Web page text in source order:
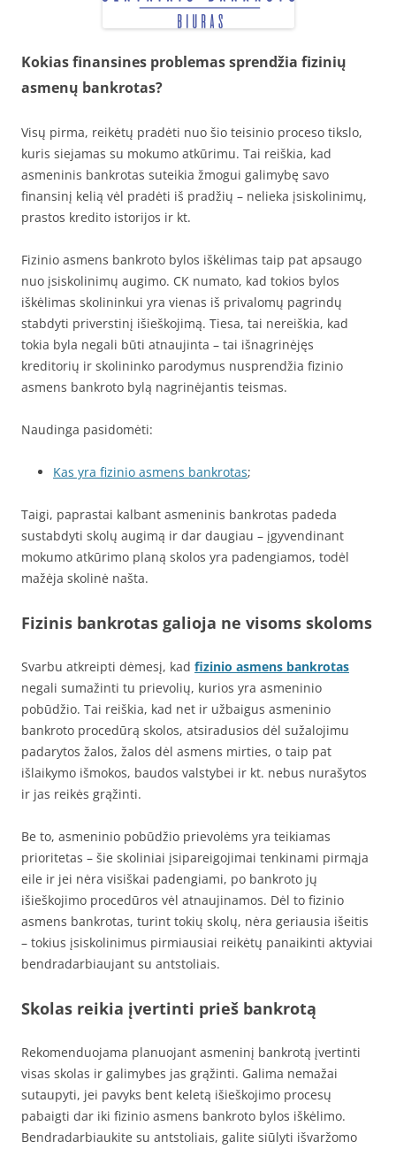
Kokias finansines problemas sprendžia fizinių
asmenų bankrotas?
Visų pirma, reikėtų pradėti nuo šio teisinio proceso tikslo,
kuris siejamas su mokumo atkūrimu. Tai reiškia, kad
asmeninis bankrotas suteikia žmogui galimybę savo
finansinį kelią vėl pradėti iš pradžių – nelieka įsiskolinimų,
prastos kredito istorijos ir kt.
Fizinio asmens bankroto bylos iškėlimas taip pat apsaugo
nuo įsiskolinimų augimo. CK numato, kad tokios bylos
iškėlimas skolininkui yra vienas iš privalomų pagrindų
stabdyti priverstinį išieškojimą. Tiesa, tai nereiškia, kad
tokia byla negali būti atnaujinta – tai išnagrinėjęs
kreditorių ir skolininko parodymus nusprendžia fizinio
asmens bankroto bylą nagrinėjantis teismas.
Naudinga pasidomėti:
Kas yra fizinio asmens bankrotas;
Taigi, paprastai kalbant asmeninis bankrotas padeda
sustabdyti skolų augimą ir dar daugiau – įgyvendinant
mokumo atkūrimo planą skolos yra padengiamos, todėl
mažėja skolinė našta.
Fizinis bankrotas galioja ne visoms skoloms
Svarbu atkreipti dėmesį, kad fizinio asmens bankrotas
negali sumažinti tu prievolių, kurios yra asmeninio
pobūdžio. Tai reiškia, kad net ir užbaigus asmeninio
bankroto procedūrą skolos, atsiradusios dėl sužalojimu
padarytos žalos, žalos dėl asmens mirties, o taip pat
išlaikymo išmokos, baudos valstybei ir kt. nebus nurašytos
ir jas reikės grąžinti.
Be to, asmeninio pobūdžio prievolėms yra teikiamas
prioritetas – šie skoliniai įsipareigojimai tenkinami pirmąja
eile ir jei nėra visiškai padengiami, po bankroto jų
išieškojimo procedūros vėl atnaujinamos. Dėl to fizinio
asmens bankrotas, turint tokių skolų, nėra geriausia išeitis
– tokius įsiskolinimus pirmiausiai reikėtų panaikinti aktyviai
bendradarbiaujant su antstoliais.
Skolas reikia įvertinti prieš bankrotą
Rekomenduojama planuojant asmeninį bankrotą įvertinti
visas skolas ir galimybes jas grąžinti. Galima nemažai
sutaupyti, jei pavyks bent keletą išieškojimo procesų
pabaigti dar iki fizinio asmens bankroto bylos iškėlimo.
Bendradarbiaukite su antstoliais, galite siūlyti išvaržomo